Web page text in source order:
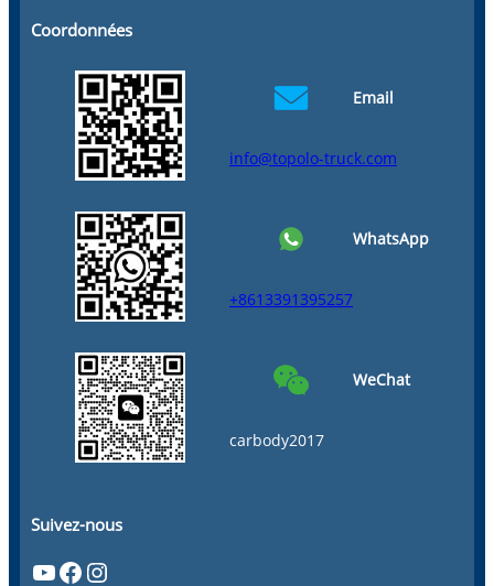
Coordonnées
Email
info@topolo-truck.com
WhatsApp
+8613391395257
WeChat
carbody2017
Suivez-nous
YouTube Facebook Instagram